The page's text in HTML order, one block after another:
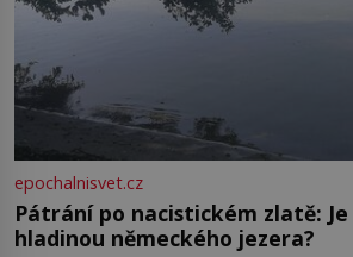
epochalnisvet.cz
Pátrání po nacistickém zlatě:
hladinou německého jezera?